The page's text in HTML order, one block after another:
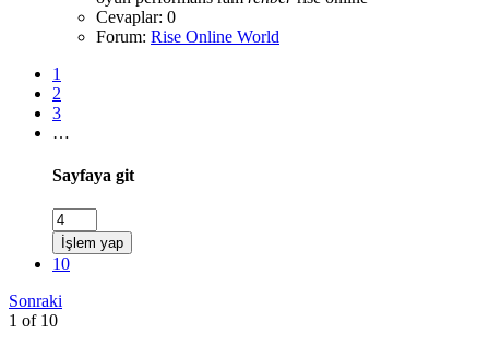
Cevaplar: 0
Forum: Rise Online World
1
2
3
…
Sayfaya git
İşlem yap
10
Sonraki
1 of 10